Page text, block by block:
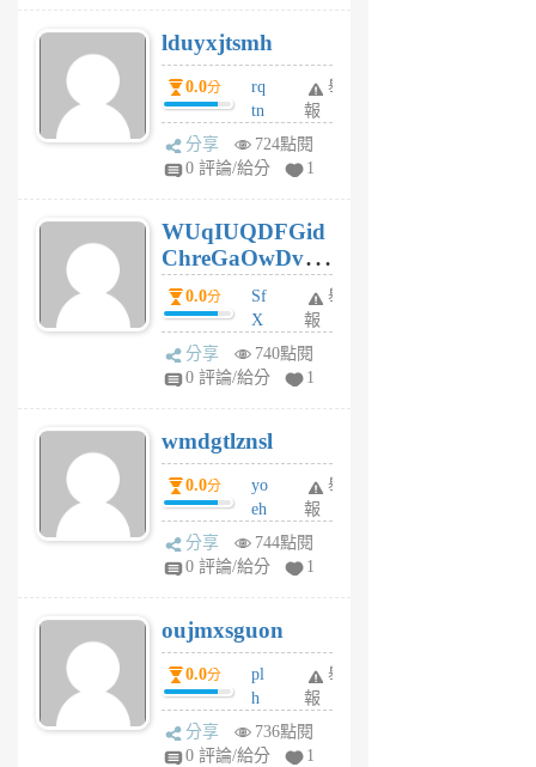
月
前
lduyxjtsmh
0.0分
rq
tn
jt
gl
個
月
前
舉
報
分享
724點閱
0 評論/給分
1
WUqIUQDFGid
ChreGaOwDv
dY0.0分
Sf
X
Pe
Jc
R
P
m
v
A
V
個
月
前
舉
報
分享
740點閱
0 評論/給分
1
wmdgtlznsl
0.0分
yo
eh
ld
gy
個
月
前
舉
報
分享
744點閱
0 評論/給分
1
oujmxsguon
0.0分
pl
h
wi
w
舉
報
分享
736點閱
0 評論/給分
1